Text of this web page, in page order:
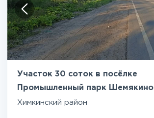
Участок 30 соток в посёлке
Промышленный парк Шемякино
Химкинский район